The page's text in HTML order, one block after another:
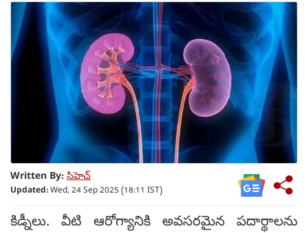
Written By: సిహెచ్
Updated:Wed, 24 Sep 2025 (18:11 IST)
కిడ్నీలు. వీటి ఆరోగ్యానికి అవసరమైన పదార్థాలను